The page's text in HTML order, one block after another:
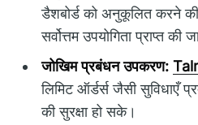
डैशबोर्ड को अनुकूलित करने
सर्वोत्तम उपयोगिता प्राप्त की
जोखिम प्रबंधन उपकरण:
लिमिट ऑर्डर्स जैसी सुविधाएँ
की सुरक्षा हो सके।